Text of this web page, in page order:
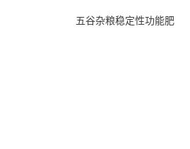
五谷杂粮稳定性功能肥